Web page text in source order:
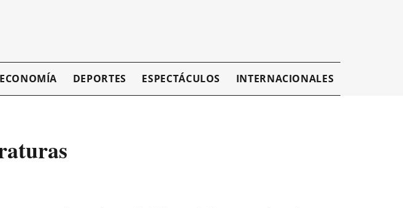
ECONOMÍA DEPORTES ESPECTÁCULOS INTERNACIONALES